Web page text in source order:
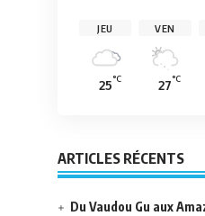
JEU
25°C
VEN
27°C
ARTICLES RÉCENTS
Du Vaudou Gu aux